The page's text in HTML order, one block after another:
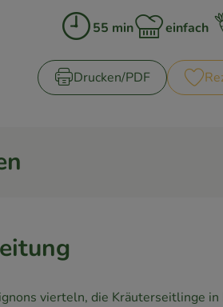
Zubreitungszeit:
55 minSchwierigkeit:
einfach
Drucken​/​PDF
vierteln, die Kräuterseitlinge in